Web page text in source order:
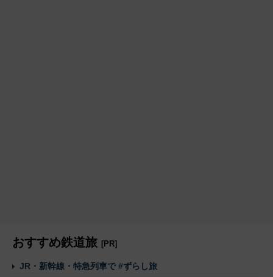
おすすめ鉄道旅 [PR]
JR・新幹線・特急列車で #ずらし旅